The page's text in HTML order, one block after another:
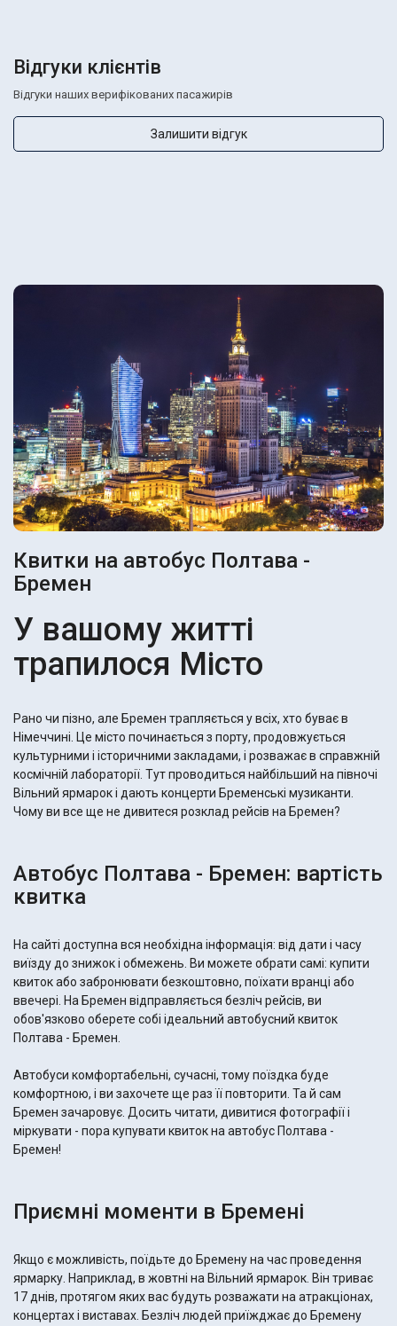
Відгуки клієнтів
Відгуки наших верифікованих пасажирів
Залишити відгук
Квитки на автобус Полтава -
Бремен
У вашому житті
трапилося Місто
Рано чи пізно, але Бремен трапляється у всіх, хто буває в
Німеччині. Це місто починається з порту, продовжується
культурними і історичними закладами, і розважає в справжній
космічній лабораторії. Тут проводиться найбільший на півночі
Вільний ярмарок і дають концерти Бременські музиканти.
Чому ви все ще не дивитеся розклад рейсів на Бремен?
Автобус Полтава - Бремен: вартість
квитка
На сайті доступна вся необхідна інформація: від дати і часу
виїзду до знижок і обмежень. Ви можете обрати самі: купити
квиток або забронювати безкоштовно, поїхати вранці або
ввечері. На Бремен відправляється безліч рейсів, ви
обов'язково оберете собі ідеальний автобусний квиток
Полтава - Бремен.
Автобуси комфортабельні, сучасні, тому поїздка буде
комфортною, і ви захочете ще раз її повторити. Та й сам
Бремен зачаровує. Досить читати, дивитися фотографії і
міркувати - пора купувати квиток на автобус Полтава -
Бремен!
Приємні моменти в Бремені
Якщо є можливість, поїдьте до Бремену на час проведення
ярмарку. Наприклад, в жовтні на Вільний ярмарок. Він триває
17 днів, протягом яких вас будуть розважати на атракціонах,
концертах і виставах. Безліч людей приїжджає до Бремену